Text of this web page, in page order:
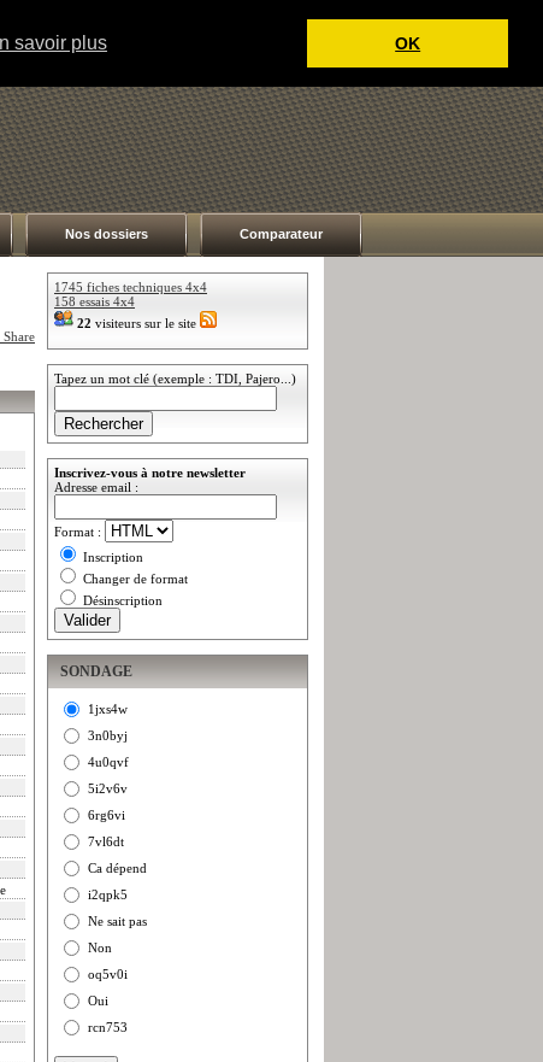
savoir plus OK
Nos dossiers Comparateur
1745 fiches techniques 4x4
158 essais 4x4
22 visiteurs sur le site
Tapez un mot clé (exemple : TDI, Pajero...)
Inscrivez-vous à notre newsletter
Adresse email :
Format :
Inscription
Changer de format
Désinscription
SONDAGE
1jxs4w
3n0byj
4u0qvf
5i2v6v
6rg6vi
7vl6dt
Ca dépend
i2qpk5
Ne sait pas
Non
oq5v0i
Oui
rcn753